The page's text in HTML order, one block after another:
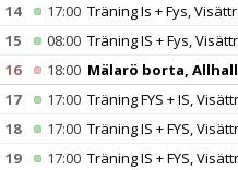
14
17:00 Träning Is + Fys,
15
08:00 Träning IS + Fys,
16
18:00 Mälarö borta,
17 17:00 Träning FYS + IS,
18
17:00 Träning IS + FYS,
19
17:00 Träning IS + FYS,